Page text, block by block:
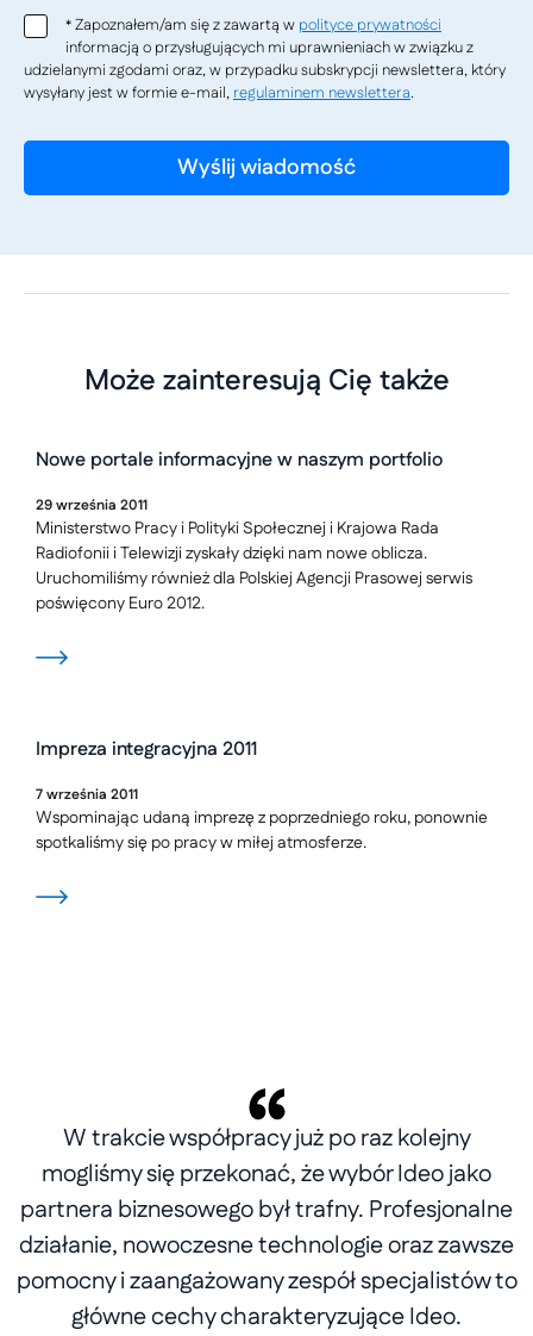
*Zapoznałem/am się z zawartą w polityce prywatności
informacją o przysługujących mi uprawnieniach w związku z
udzielanymi zgodami oraz, w przypadku subskrypcji newslettera, który
wysyłany jest w formie e-mail, regulaminem newslettera.
Może zainteresują Cię także
Nowe portale informacyjne w naszym portfolio
29września 2011
Ministerstwo Pracy i Polityki Społecznej i Krajowa Rada
Radiofonii i Telewizji zyskały dzięki nam nowe oblicza.
Uruchomiliśmy również dla Polskiej Agencji Prasowej serwis
poświęcony Euro 2012.
Impreza integracyjna 2011
7września 2011
Wspominając udaną imprezę z poprzedniego roku, ponownie
spotkaliśmy się po pracy w miłej atmosferze.
W trakcie współpracy już po raz kolejny
mogliśmy się przekonać, że wybór Ideo jako
partnera biznesowego był trafny. Profesjonalne
działanie, nowoczesne technologie oraz zawsze
pomocny i zaangażowany zespół specjalistów to
główne cechy charakteryzujące Ideo.